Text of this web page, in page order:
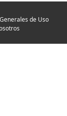
de Uso